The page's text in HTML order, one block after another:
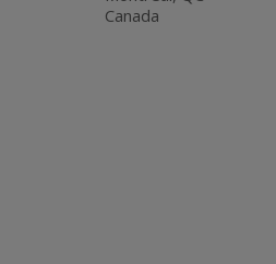
Canada